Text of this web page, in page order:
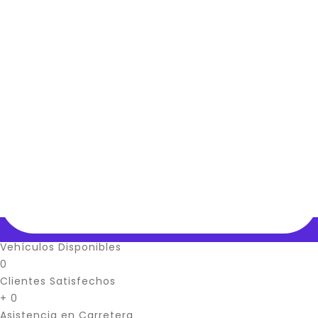
Vehículos Disponibles
0
Clientes Satisfechos
+ 0
Asistencia en Carretera